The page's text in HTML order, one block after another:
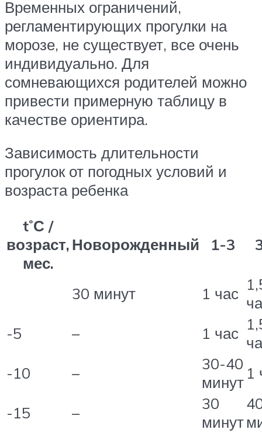
Временных ограничений,
регламентирующих прогулки на
морозе, не существует, все очень
индивидуально. Для
сомневающихся родителей можно
привести примерную таблицу в
качестве ориентира.
Зависимость длительности
прогулок от погодных условий и
возраста ребенка
t˚С /
возраст,
мес.
Новорожденный 1-3
30 минут 1 час
-5
– 1 час
-10
–
30-40
минут 1
-15 –
30
минут